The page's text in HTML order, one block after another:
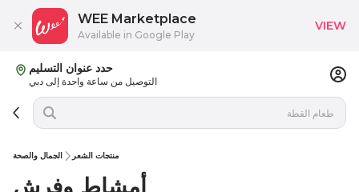
حدد عنوان التسليم
التوصيل من ساعة واحدة إلى دبي
الجمال والصحة منتجات الشعر
أمشاط وفرش
WEE Marketplace
Available in Google Play
VIEW